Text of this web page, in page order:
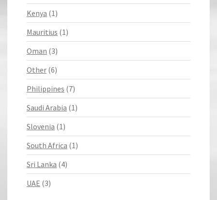
Kenya (1)
Mauritius (1)
Oman (3)
Other (6)
Philippines (7)
Saudi Arabia (1)
Slovenia (1)
South Africa (1)
Sri Lanka (4)
UAE (3)